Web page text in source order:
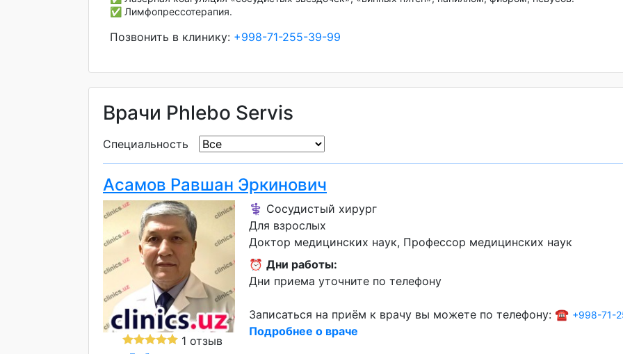
✅ Лимфопрессотерапия.
Позвонить в клинику: +998-71-255-39-99
Врачи Phlebo Servis
Специальность
Асамов Равшан Эркинович
1 отзыв
⚕️ Сосудистый хирург
Для взрослых
Доктор медицинских наук Профессор медицинских наук
⏰ Дни работы:
Дни приема уточните по телефону
Записаться на приём к врачу вы можете по телефону: ☎️ +998-71-
Подробнее о враче